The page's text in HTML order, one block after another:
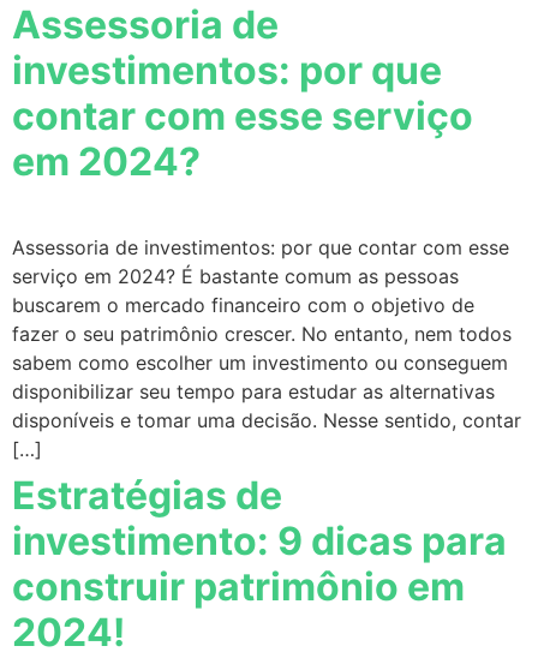
Assessoria de
investimentos: por que
contar com esse serviço
em 2024?
Assessoria de investimentos: por que contar com esse
serviço em 2024? É bastante comum as pessoas
buscarem o mercado financeiro com o objetivo de
fazer o seu patrimônio crescer. No entanto, nem todos
sabem como escolher um investimento ou conseguem
disponibilizar seu tempo para estudar as alternativas
disponíveis e tomar uma decisão. Nesse sentido, contar
[…]
Estratégias de
investimento: 9 dicas para
construir patrimônio em
2024!